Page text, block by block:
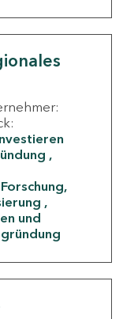
Forschung,
und